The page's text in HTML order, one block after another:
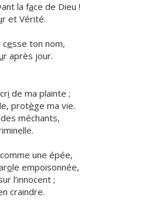
la face de Dieu !
r et Vérité.
cesse ton nom,
r après jour.
i de ma plainte ;
protège ma vie.
méchants,
une épée,
ole empoisonnée,
l’innocent ;
craindre.